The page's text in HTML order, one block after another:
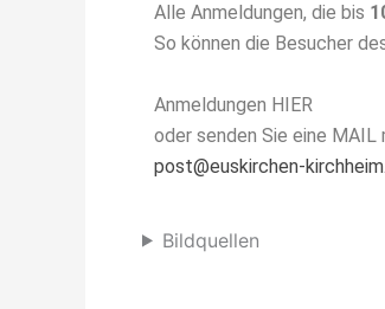
Alle Anmeldungen, die bis
So können die Besucher
Anmeldungen HIER
oder senden Sie eine MAIL
post@euskirchen-
Bildquellen